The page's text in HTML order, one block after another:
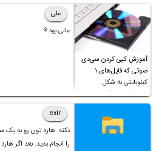
آموزش کپی کردن سی‌دی
صوتی که فایل‌های ۱
کیلوبایتی به شکل
شورت‌کات در آن موجود
است!
علی
عالی بود⚘
exir